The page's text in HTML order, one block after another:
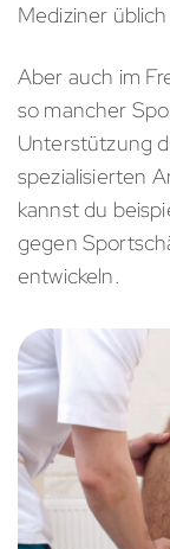
Mediziner üblich
Aber auch im
so mancher
Unterstützung
spezialisierten
kannst du
gegen
entwickeln.